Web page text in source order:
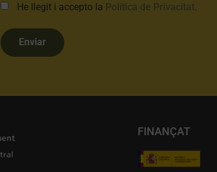
He llegit i accepto la Política de Privacitat.
Enviar
FINANÇAT